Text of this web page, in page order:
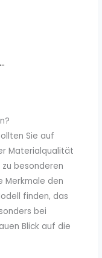
Sie auf
Materialqualität
besonderen
Merkmale den
finden, das
bei
Blick auf die